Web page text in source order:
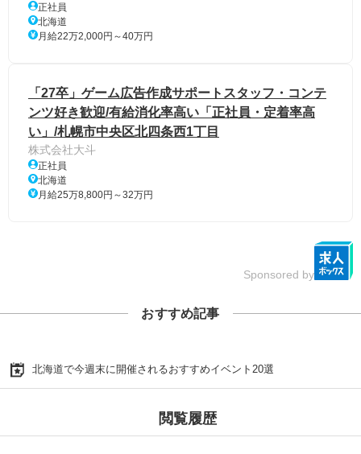
正社員
北海道
月給22万2,000円～40万円
「27卒」ゲーム広告作成サポートスタッフ・コンテ
ンツ好き歓迎/有給消化率高い「正社員・定着率高
い」/札幌市中央区北四条西1丁目
株式会社大斗
正社員
北海道
月給25万8,800円～32万円
Sponsored by
おすすめ記事
北海道で今週末に開催されるおすすめイベント20選
閲覧履歴